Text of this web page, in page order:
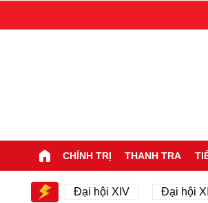
CHÍNH TRỊ THANH TRA
Đại hội XIV Đại hội XIV